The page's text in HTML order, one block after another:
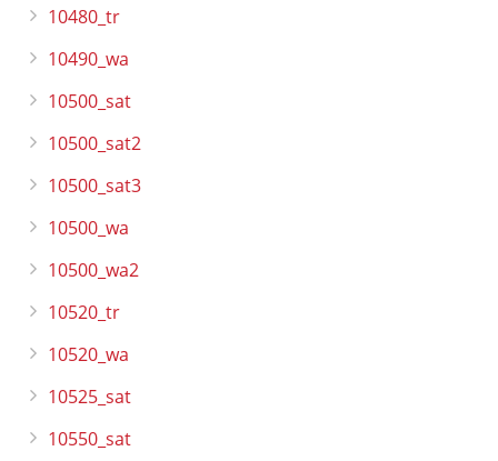
10480_tr
10490_wa
10500_sat
10500_sat2
10500_sat3
10500_wa
10500_wa2
10520_tr
10520_wa
10525_sat
10550_sat